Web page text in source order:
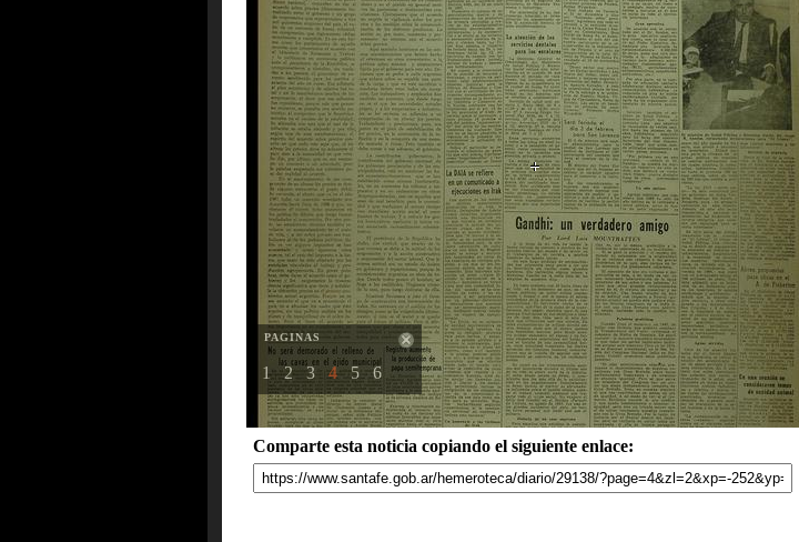
PAGINAS
1 2 3 4 5 6
Comparte esta noticia copiando el siguiente enlace: